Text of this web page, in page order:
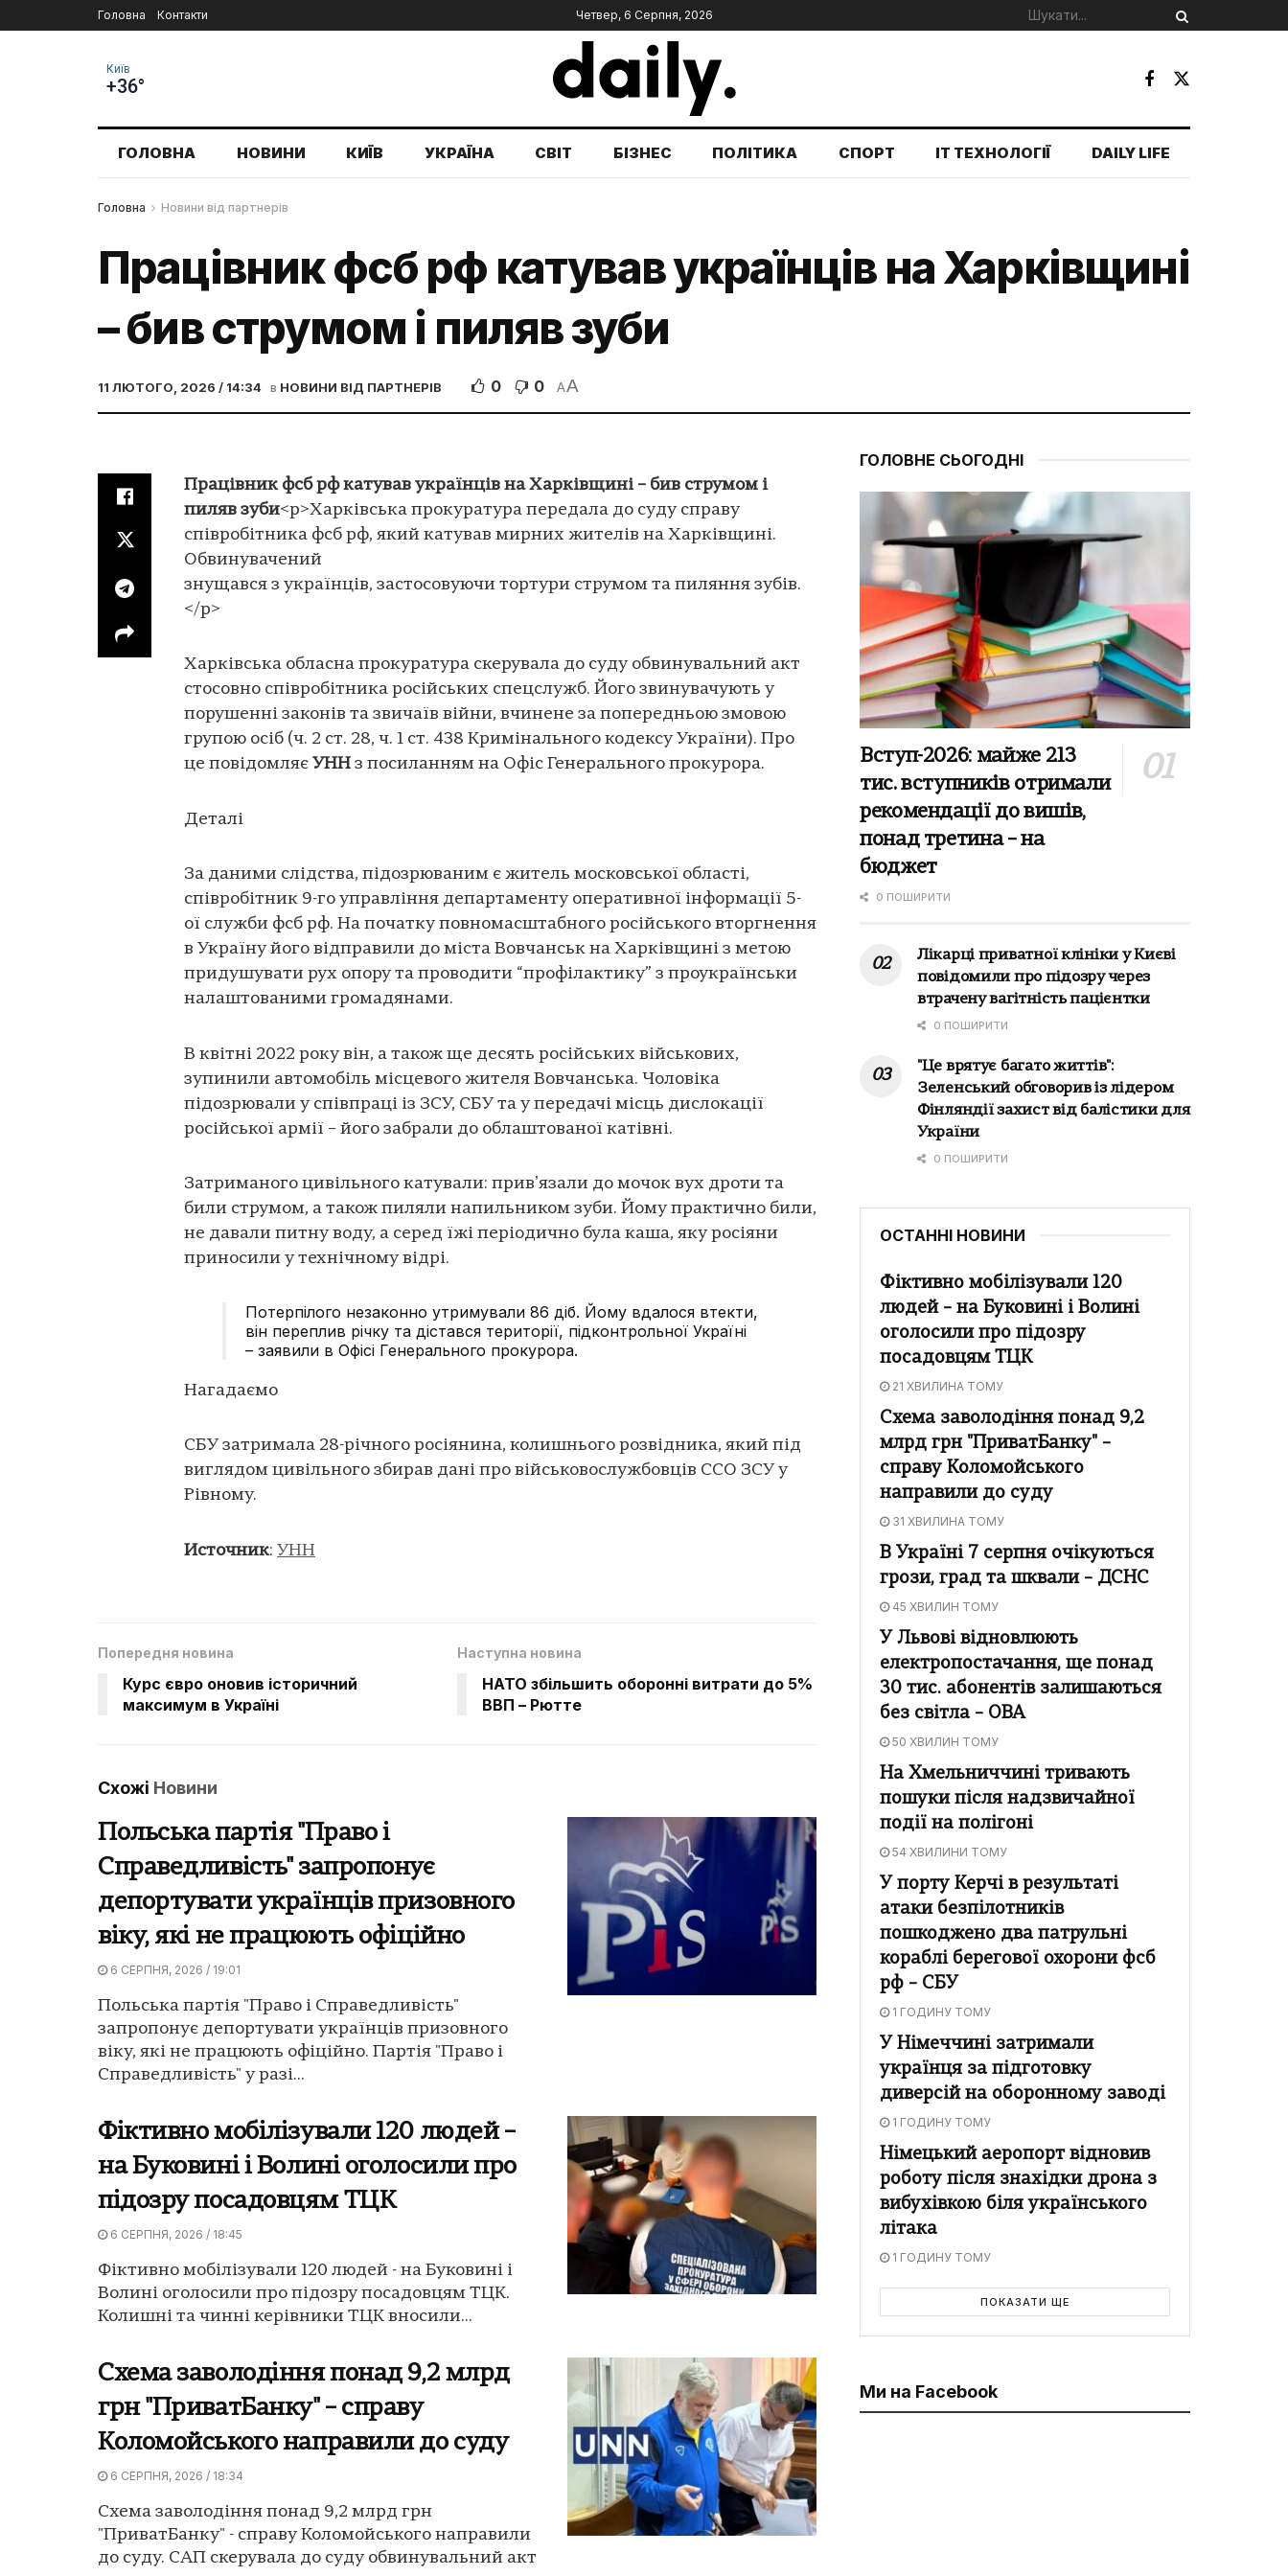
Головна Контакти Четвер, 6 Серпня, 2026
Київ
+36°
ГОЛОВНА НОВИНИ КИЇВ УКРАЇНА СВІТ БІЗНЕС ПОЛІТИКА СПОРТ IT ТЕХНОЛОГІЇ DAILY LIFE
Головна Новини від партнерів
Працівник фсб рф катував українців на Харківщині
– бив струмом і пиляв зуби
11 ЛЮТОГО, 2026 / 14:34 в НОВИНИ ВІД ПАРТНЕРІВ 0 0 AA
Працівник фсб рф катував українців на Харківщині – бив струмом і
пиляв зуби<p>Харківська прокуратура передала до суду справу
співробітника фсб рф, який катував мирних жителів на Харківщині.
Обвинувачений
знущався з українців, застосовуючи тортури струмом та пиляння зубів.
</p>
Харківська обласна прокуратура скерувала до суду обвинувальний акт
стосовно співробітника російських спецслужб. Його звинувачують у
порушенні законів та звичаїв війни, вчинене за попередньою змовою
групою осіб (ч. 2 ст. 28, ч. 1 ст. 438 Кримінального кодексу України). Про
це повідомляє УНН з посиланням на Офіс Генерального прокурора.
Деталі
За даними слідства, підозрюваним є житель московської області,
співробітник 9-го управління департаменту оперативної інформації 5-
ої служби фсб рф. На початку повномасштабного російського вторгнення
в Україну його відправили до міста Вовчанськ на Харківщині з метою
придушувати рух опору та проводити “профілактику” з проукраїнськи
налаштованими громадянами.
В квітні 2022 року він, а також ще десять російських військових,
зупинили автомобіль місцевого жителя Вовчанська. Чоловіка
підозрювали у співпраці із ЗСУ, СБУ та у передачі місць дислокації
російської армії – його забрали до облаштованої катівні.
Затриманого цивільного катували: привʼязали до мочок вух дроти та
били струмом, а також пиляли напильником зуби. Йому практично били,
не давали питну воду, а серед їжі періодично була каша, яку росіяни
приносили у технічному відрі.
Потерпілого незаконно утримували 86 діб. Йому вдалося втекти,
він переплив річку та дістався території, підконтрольної Україні
– заявили в Офісі Генерального прокурора.
Нагадаємо
СБУ затримала 28-річного росіянина, колишнього розвідника, який під
виглядом цивільного збирав дані про військовослужбовців ССО ЗСУ у
Рівному.
Источник: УНН
Попередня новина
Курс євро оновив історичний
максимум в Україні
Наступна новина
НАТО збільшить оборонні витрати до 5%
ВВП – Рютте
Схожі Новини
Польська партія "Право і
Справедливість" запропонує
депортувати українців призовного
віку, які не працюють офіційно
6 СЕРПНЯ, 2026 / 19:01
Польська партія "Право і Справедливість"
запропонує депортувати українців призовного
віку, які не працюють офіційно. Партія "Право і
Справедливість" у разі...
Фіктивно мобілізували 120 людей –
на Буковині і Волині оголосили про
підозру посадовцям ТЦК
6 СЕРПНЯ, 2026 / 18:45
Фіктивно мобілізували 120 людей - на Буковині і
Волині оголосили про підозру посадовцям ТЦК.
Колишні та чинні керівники ТЦК вносили...
Схема заволодіння понад 9,2 млрд
грн "ПриватБанку" – справу
Коломойського направили до суду
6 СЕРПНЯ, 2026 / 18:34
Схема заволодіння понад 9,2 млрд грн
"ПриватБанку" - справу Коломойського направили
до суду. САП скерувала до суду обвинувальний акт
ГОЛОВНЕ СЬОГОДНІ
Вступ-2026: майже 213
тис. вступників отримали
рекомендації до вишів,
понад третина – на
бюджет
0 ПОШИРИТИ
Лікарці приватної клініки у Києві
повідомили про підозру через
втрачену вагітність пацієнтки
0 ПОШИРИТИ
"Це врятує багато життів":
Зеленський обговорив із лідером
Фінляндії захист від балістики для
України
0 ПОШИРИТИ
ОСТАННІ НОВИНИ
Фіктивно мобілізували 120
людей – на Буковині і Волині
оголосили про підозру
посадовцям ТЦК
21 ХВИЛИНА ТОМУ
Схема заволодіння понад 9,2
млрд грн "ПриватБанку" –
справу Коломойського
направили до суду
31 ХВИЛИНА ТОМУ
В Україні 7 серпня очікуються
грози, град та шквали – ДСНС
45 ХВИЛИН ТОМУ
У Львові відновлюють
електропостачання, ще понад
30 тис. абонентів залишаються
без світла – ОВА
50 ХВИЛИН ТОМУ
На Хмельниччині тривають
пошуки після надзвичайної
події на полігоні
54 ХВИЛИНИ ТОМУ
У порту Керчі в результаті
атаки безпілотників
пошкоджено два патрульні
кораблі берегової охорони фсб
рф – СБУ
1 ГОДИНУ ТОМУ
У Німеччині затримали
українця за підготовку
диверсій на оборонному заводі
1 ГОДИНУ ТОМУ
Німецький аеропорт відновив
роботу після знахідки дрона з
вибухівкою біля українського
літака
1 ГОДИНУ ТОМУ
ПОКАЗАТИ ЩЕ
Ми на Facebook